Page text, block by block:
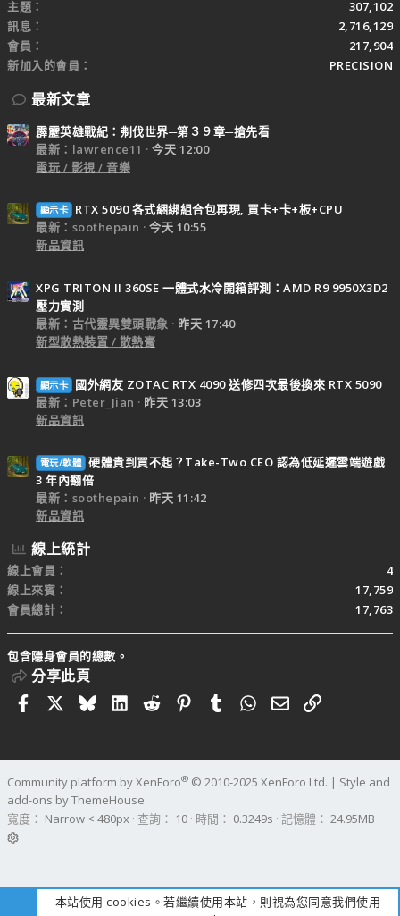
主題
307,102
訊息
2,716,129
會員
217,904
新加入的會員
PRECISION
最新文章
霹靂英雄戰紀：刜伐世界─第３９章─搶先看
最新：lawrence11
今天 12:00
電玩 / 影視 / 音樂
顯示卡
RTX 5090 各式綑綁組合包再現, 買卡+卡+板+CPU
最新：soothepain
今天 10:55
新品資訊
XPG TRITON II 360SE 一體式水冷開箱評測：AMD R9 9950X3D2
壓力實測
最新：古代靈異雙頭戰象
昨天 17:40
新型散熱裝置 / 散熱膏
顯示卡
國外網友 ZOTAC RTX 4090 送修四次最後換來 RTX 5090
最新：Peter_Jian
昨天 13:03
新品資訊
電玩/軟體 硬體貴到買不起？Take-Two CEO 認為低延遲雲端遊戲
3 年內翻倍
最新：soothepain
昨天 11:42
新品資訊
線上統計
線上會員
4
線上來賓
17,759
會員總計
17,763
包含隱身會員的總數。
分享此頁
FacebookBlueskyLinkedIn
RedditPinterestTumblrWhatsApp
電子郵件
連結
Community platform by XenForo® © 2010-2025 XenForo Ltd. | Style and
add-ons by ThemeHouse
寬度
查詢 10 時間 0.3249s 記憶體 24.95MB
本站使用 cookies。若繼續使用本站，則視為您同意我們使用